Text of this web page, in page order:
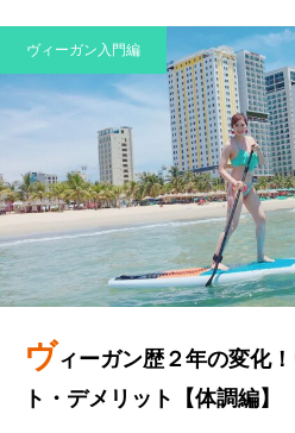
ヴィーガン入門編
ヴィーガン歴２年の変化
ト・デメリット【体調編】